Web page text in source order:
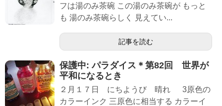
フは湯のみ茶碗 この湯のみ茶碗が もっと
も 湯のみ茶碗らしく 見えてい...
記事を読む
保護中: パラダイス＊第82回 世界が
平和になるとき
２月１７日 にちようび 晴れ 3原色の
カラーインク 三原色に相当する カラーイ